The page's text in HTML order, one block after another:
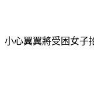
小心翼翼將受困女子